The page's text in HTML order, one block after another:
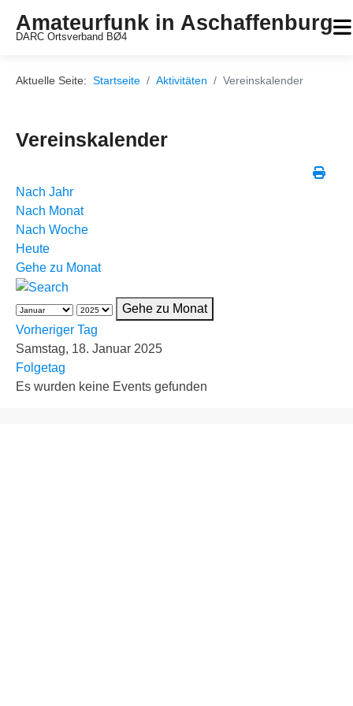
Amateurfunk in Aschaffenburg
DARC Ortsverband BØ4
Aktuelle Seite: Startseite Aktivitäten Vereinskalender
Vereinskalender
Nach Jahr
Nach Monat
Nach Woche
Heute
Gehe zu Monat
Gehe zu Monat
Vorheriger Tag
Samstag, 18. Januar 2025
Folgetag
Es wurden keine Events gefunden